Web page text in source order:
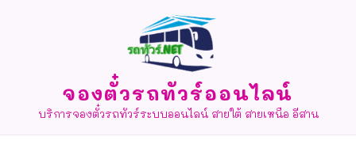
จองตั๋วรถทัวร์ออนไลน์
บริการจองตั๋วรถทัวร์ระบบออนไลน์ สายใต้ สายเหนือ อีสาน